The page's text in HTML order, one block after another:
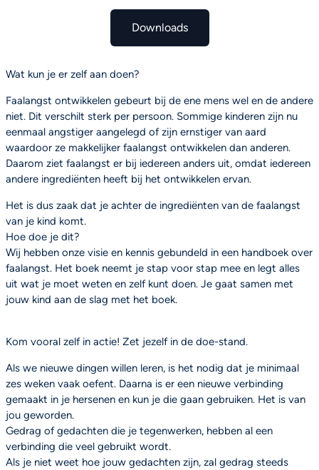
Downloads
Wat kun je er zelf aan doen?
Faalangst ontwikkelen gebeurt bij de ene mens wel en de andere
niet. Dit verschilt sterk per persoon. Sommige kinderen zijn nu
eenmaal angstiger aangelegd of zijn ernstiger van aard
waardoor ze makkelijker faalangst ontwikkelen dan anderen.
Daarom ziet faalangst er bij iedereen anders uit, omdat iedereen
andere ingrediënten heeft bij het ontwikkelen ervan.
Het is dus zaak dat je achter de ingrediënten van de faalangst
van je kind komt.
Hoe doe je dit?
Wij hebben onze visie en kennis gebundeld in een handboek over
faalangst. Het boek neemt je stap voor stap mee en legt alles
uit wat je moet weten en zelf kunt doen. Je gaat samen met
jouw kind aan de slag met het boek.
Kom vooral zelf in actie! Zet jezelf in de doe-stand.
Als we nieuwe dingen willen leren, is het nodig dat je minimaal
zes weken vaak oefent. Daarna is er een nieuwe verbinding
gemaakt in je hersenen en kun je die gaan gebruiken. Het is van
jou geworden.
Gedrag of gedachten die je tegenwerken, hebben al een
verbinding die veel gebruikt wordt.
Als je niet weet hoe jouw gedachten zijn, zal gedrag steeds